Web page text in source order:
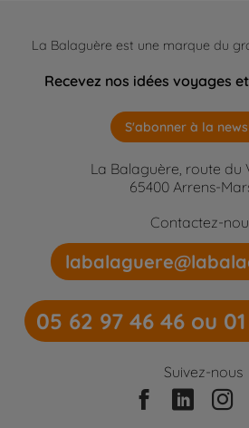
La Balaguère est une marque du
Recevez nos idées voyages
S'abonner à la
La Balaguère, route du
65400 Arrens-
Contactez-
05 62 97 46 46 ou
Suivez-nous